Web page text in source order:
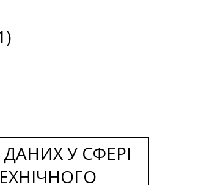
У СФЕРІ